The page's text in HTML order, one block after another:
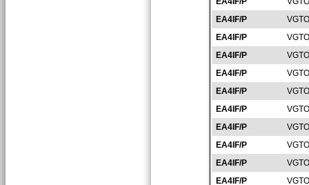
EA4IF/P
EA4IF/P
EA4IF/P
EA4IF/P
EA4IF/P
EA4IF/P
EA4IF/P
EA4IF/P
EA4IF/P
EA4IF/P